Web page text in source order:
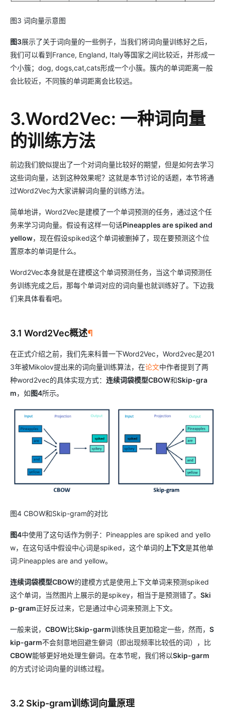
图3 词向量示意图
图3展示了关于词向量的一些例子，当我们将词向量训练好之后，
我们可以看到France, England, Italy等国家之间比较近，并形成一
个小簇；dog, dogs,cat,cats形成一个小簇。簇内的单词距离一般
会比较近，不同簇的单词距离会比较远。
3.Word2Vec: 一种词向量
的训练方法
前边我们貌似提出了一个对词向量比较好的期望，但是如何去学习
这些词向量，达到这种效果呢？这就是本节讨论的话题，本节将通
过Word2Vec为大家讲解词向量的训练方法。
简单地讲，Word2Vec是建模了一个单词预测的任务，通过这个任
务来学习词向量。假设有这样一句话Pineapples are spiked and
yellow，现在假设spiked这个单词被删掉了，现在要预测这个位
置原本的单词是什么。
Word2Vec本身就是在建模这个单词预测任务，当这个单词预测任
务训练完成之后，那每个单词对应的词向量也就训练好了。下边我
们来具体看看吧。
3.1 Word2Vec概述¶
在正式介绍之前，我们先来科普一下Word2Vec，Word2vec是201
3年被Mikolov提出来的词向量训练算法，在论文中作者提到了两
种word2vec的具体实现方式： 连续词袋模型CBOW和Skip-gra
m，如图4所示。
图4 CBOW和Skip-gram的对比
图4中使用了这句话作为例子：Pineapples are spiked and yello
w，在这句话中假设中心词是spiked，这个单词的 上下文是其他单
词:Pineapples are and yellow。
连续词袋模型CBOW的建模方式是使用上下文单词来预测spiked
这个单词，当然图片上展示的是spikey，相当于是预测错了。 Ski
p-gram正好反过来，它是通过中心词来预测上下文。
一般来说， CBOW比Skip-garm训练快且更加稳定一些，然而， S
kip-garm不会刻意地回避生僻词（即出现频率比较低的词），比
CBOW能够更好地处理生僻词。在本节呢，我们将以Skip-garm
的方式讨论词向量的训练过程。
3.2 Skip-gram训练词向量原理